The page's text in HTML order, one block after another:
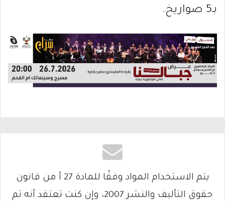
بـ5 صواريخ.
يتم الاستخدام المواد وفقًا للمادة 27 أ من قانون
حقوق التأليف والنشر 2007، وإن كنت تعتقد أنه تم